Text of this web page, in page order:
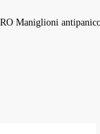
Maniglioni